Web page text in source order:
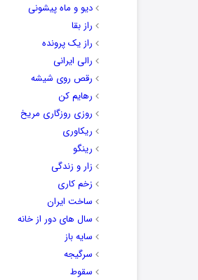
دیو و ماه پیشونی
راز بقا
راز یک پرونده
رالی ایرانی
رقص روی شیشه
رهایم کن
روزی روزگاری مریخ
ریکاوری
رینگو
زار و زندگی
زخم کاری
ساخت ایران
سال های دور از خانه
سایه باز
سرگیجه
سقوط